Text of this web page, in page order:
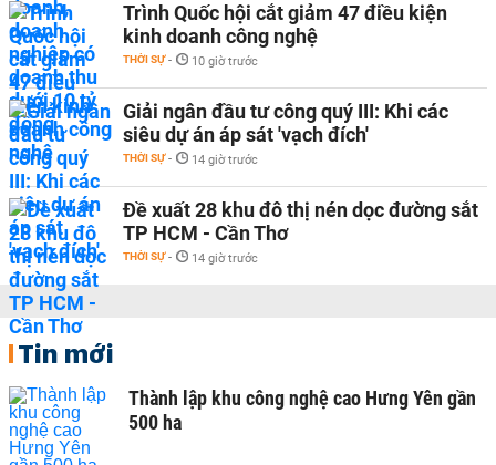
Trình Quốc hội cắt giảm 47 điều kiện
kinh doanh công nghệ
THỜI SỰ - 10 giờ trước
Giải ngân đầu tư công quý III: Khi các
siêu dự án áp sát 'vạch đích'
THỜI SỰ - 14 giờ trước
Đề xuất 28 khu đô thị nén dọc đường sắt
TP HCM - Cần Thơ
THỜI SỰ - 14 giờ trước
Tin mới
Thành lập khu công nghệ cao Hưng Yên gần
500 ha